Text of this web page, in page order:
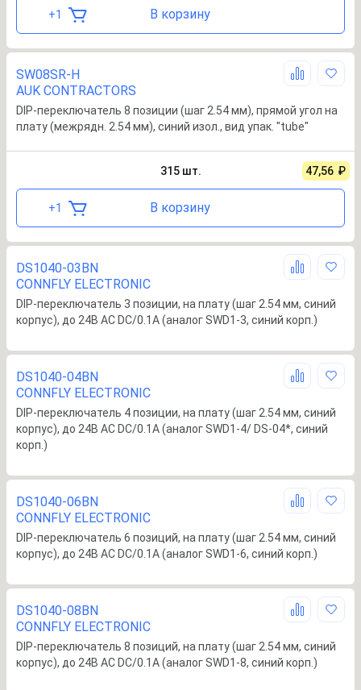
+1 В корзину
SW08SR-H
AUK CONTRACTORS
DIP-переключатель 8 позиции (шаг 2.54 мм), прямой угол на
плату (межрядн. 2.54 мм), синий изол., вид упак. "tube"
315 шт. 47,56 ₽
+1 В корзину
DS1040-03BN
CONNFLY ELECTRONIC
DIP-переключатель 3 позиции, на плату (шаг 2.54 мм, синий
корпус), до 24B AC DC/0.1А (аналог SWD1-3, синий корп.)
DS1040-04BN
CONNFLY ELECTRONIC
DIP-переключатель 4 позиции, на плату (шаг 2.54 мм, синий
корпус), до 24B AC DC/0.1А (аналог SWD1-4/ DS-04*, синий
корп.)
DS1040-06BN
CONNFLY ELECTRONIC
DIP-переключатель 6 позиций, на плату (шаг 2.54 мм, синий
корпус), до 24B AC DC/0.1А (аналог SWD1-6, синий корп.)
DS1040-08BN
CONNFLY ELECTRONIC
DIP-переключатель 8 позиций, на плату (шаг 2.54 мм, синий
корпус), до 24B AC DC/0.1А (аналог SWD1-8, синий корп.)